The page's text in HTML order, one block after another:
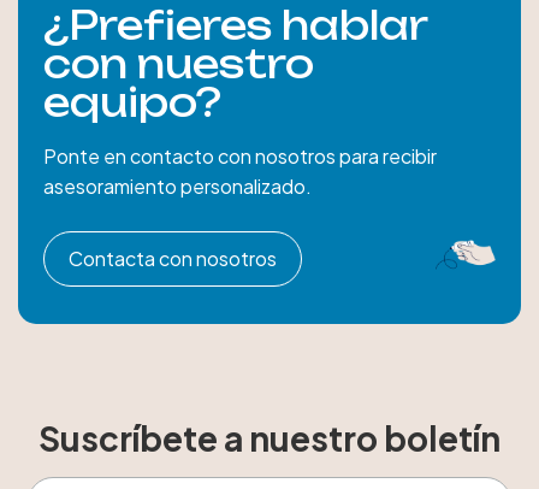
¿Prefieres hablar
con nuestro
equipo?
Ponte en contacto con nosotros para recibir
asesoramiento personalizado.
Contacta con nosotros
Suscríbete a nuestro boletín